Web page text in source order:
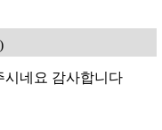
시네요 감사합니다